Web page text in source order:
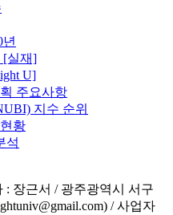
[실재]
U]
주요사항
지수 순위
황
석
: 장근서 / 광주광역시 서구
/ 사업자